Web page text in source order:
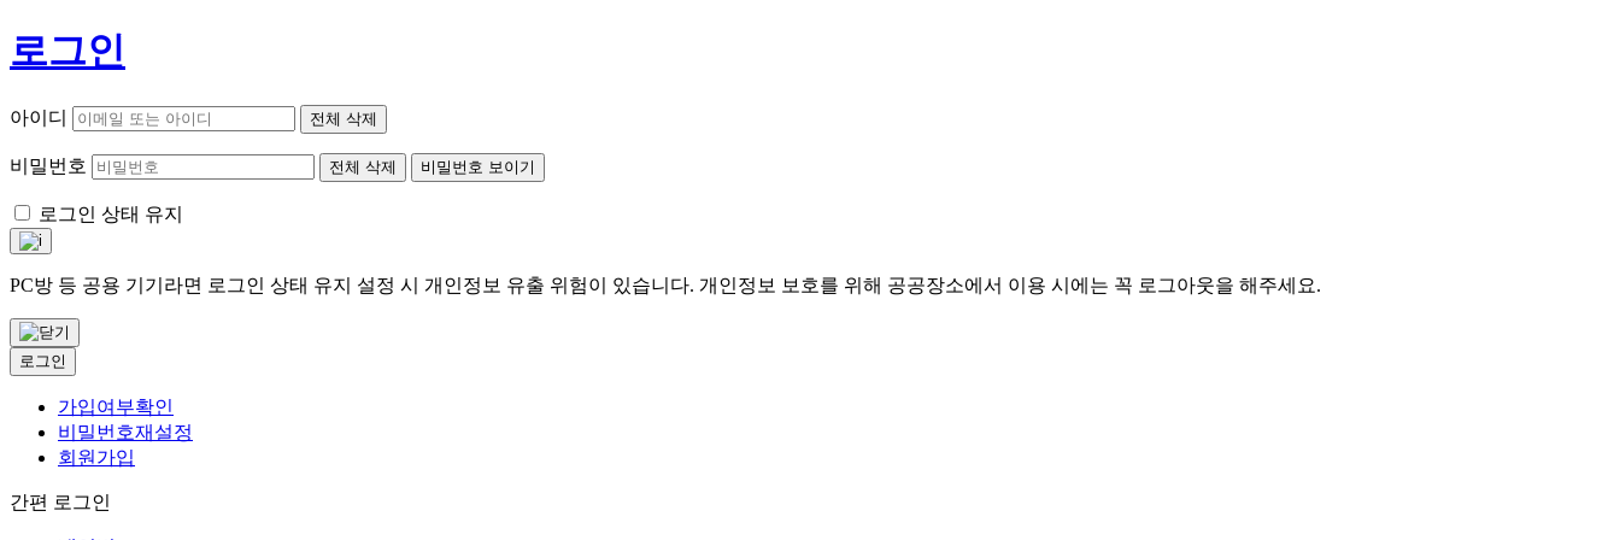
로그인
아이디 전체 삭제
비밀번호 전체 삭제 비밀번호 보이기
로그인 상태 유지
PC방 등 공용 기기라면 로그인 상태 유지 설정 시 개인정보 유출 위험이 있습니다. 개인정보 보호를 위해 공공장소에서 이용 시에는 꼭 로그아웃을 해주세요.
로그인
가입여부확인
비밀번호재설정
회원가입
간편 로그인